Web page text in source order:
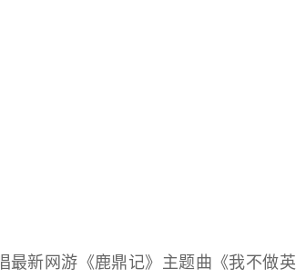
最新网游《鹿鼎记》主题曲《我不做英